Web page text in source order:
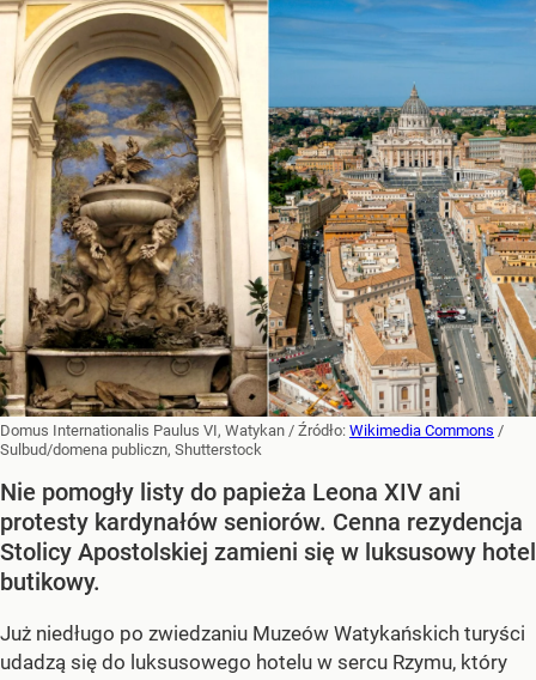
Domus Internationalis Paulus VI, Watykan / Źródło: Wikimedia Commons /
Sulbud/domena publiczn, Shutterstock
Nie pomogły listy do papieża Leona XIV ani
protesty kardynałów seniorów. Cenna rezydencja
Stolicy Apostolskiej zamieni się w luksusowy hotel
butikowy.
Już niedługo po zwiedzaniu Muzeów Watykańskich turyści
udadzą się do luksusowego hotelu w sercu Rzymu, który